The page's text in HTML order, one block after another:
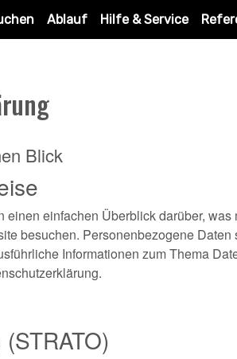
Ablauf Hilfe & Service
Blick
einfachen Überblick darüber,
besuchen. Personenbezogene
Informationen zum Thema